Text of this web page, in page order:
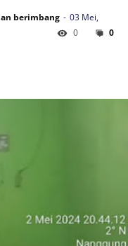
berimbang
03 Mei,
0
0